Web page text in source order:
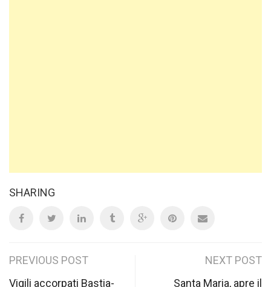
SHARING
Post
PREVIOUS POST
Vigili accorpati Bastia-
NEXT POST
Santa Maria, apre il